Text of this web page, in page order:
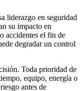
liderazgo en seguridad
su impacto en
accidentes el fin de
degradar un control
Toda prioridad de
equipo, energía o
antes de